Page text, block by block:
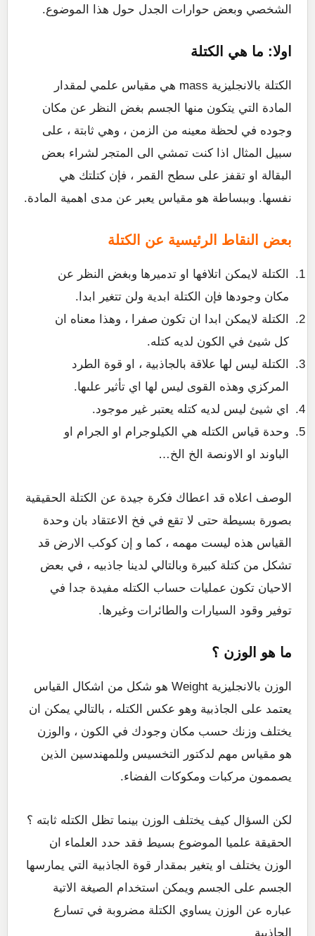
الشخصي وبعض حوارات الجدل حول هذا الموضوع.
اولا: ما هي الكتلة
الكتلة بالانجليزية mass هي مقياس علمي لمقدار
المادة التي يتكون منها الجسم بغض النظر عن مكان
وجوده في لحظة معينه من الزمن ، وهي ثابتة ، على
سبيل المثال اذا كنت تمشي الى المتجر لشراء بعض
البقالة او تقفز على سطح القمر ، فإن كتلتك هي
نفسها. وببساطة هو مقياس يعبر عن مدى اهمية المادة.
بعض النقاط الرئيسية عن الكتلة
الكتلة لايمكن اتلافها او تدميرها وبغض النظر عن
مكان وجودها فإن الكتلة ابدية ولن تتغير ابدا.
الكتلة لايمكن ابدا ان تكون صفرا ، وهذا معناه ان
كل شيئ في الكون لديه كتله.
الكتلة ليس لها علاقة بالجاذبية ، او قوة الطرد
المركزي وهذه القوى ليس لها اي تأثير علىها.
اي شيئ ليس لديه كتله يعتبر غير موجود.
وحدة قياس الكتله هي الكيلوجرام او الجرام او
الباوند او الاونصة الخ الخ…
الوصف اعلاه قد اعطاك فكرة جيدة عن الكتلة الحقيقية
بصورة بسيطة حتى لا تقع في فخ الاعتقاد بان وحدة
القياس هذه ليست مهمه ، كما و إن كوكب الارض قد
تشكل من كتلة كبيرة وبالتالي لدينا جاذبيه ، في بعض
الاحيان تكون عمليات حساب الكتله مفيدة جدا في
توفير وقود السيارات والطائرات وغيرها.
ما هو الوزن ؟
الوزن بالانجليزية Weight هو شكل من اشكال القياس
يعتمد على الجاذبية وهو عكس الكتله ، بالتالي يمكن ان
يختلف وزنك حسب مكان وجودك في الكون ، والوزن
هو مقياس مهم لدكتور التخسيس وللمهندسين الذين
يصممون مركبات ومكوكات الفضاء.
لكن السؤال كيف يختلف الوزن بينما تظل الكتله ثابته ؟
الحقيقة علميا الموضوع بسيط فقد حدد العلماء ان
الوزن يختلف او يتغير بمقدار قوة الجاذبية التي يمارسها
الجسم على الجسم ويمكن استخدام الصيغة الاتية
عباره عن الوزن يساوي الكتلة مضروبة في تسارع
الجاذبية